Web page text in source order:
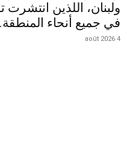
ولبنان، اللذين انتشرت
في جميع أنحاء المنطقة.
4 août 2026